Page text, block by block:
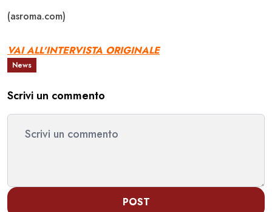
(asroma.com)
VAI ALL'INTERVISTA ORIGINALE
News
Scrivi un commento
POST